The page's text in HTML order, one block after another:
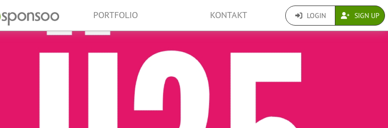
PORTFOLIO KONTAKT LOGIN SIGN UP